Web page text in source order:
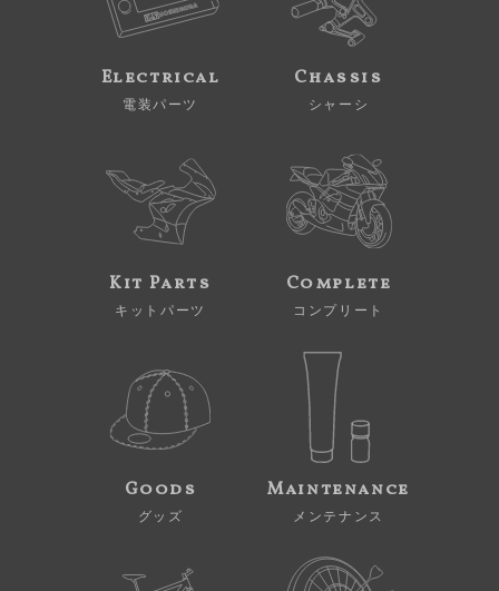
Electrical
電装パーツ
Chassis
シャーシ
Kit Parts
キットパーツ
Complete
コンプリート
Goods
グッズ
Maintenance
メンテナンス